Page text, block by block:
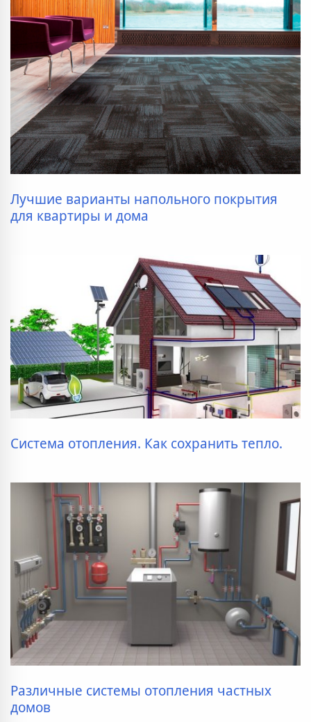
Лучшие варианты напольного покрытия
для квартиры и дома
Система отопления. Как сохранить тепло.
Различные системы отопления частных
домов